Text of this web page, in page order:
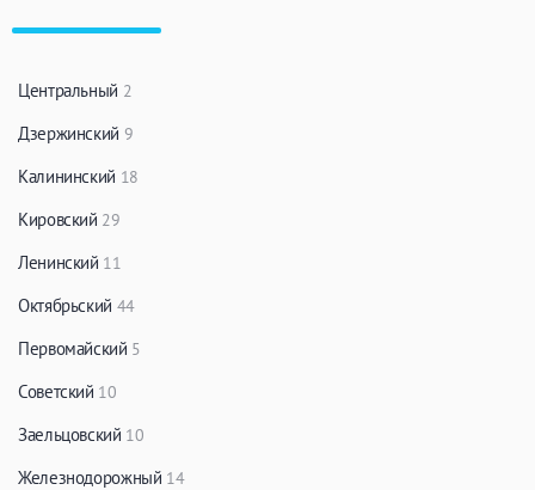
Центральный 2
Дзержинский 9
Калининский 18
Кировский 29
Ленинский 11
Октябрьский 44
Первомайский 5
Советский 10
Заельцовский 10
Железнодорожный 14